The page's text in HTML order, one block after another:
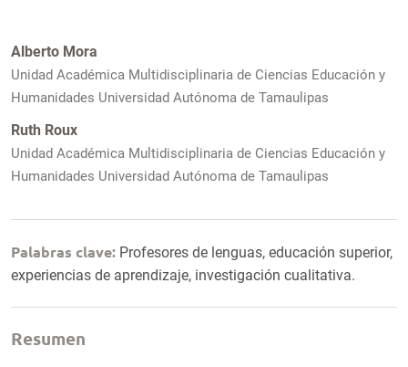
Alberto Mora
Unidad Académica Multidisciplinaria de Ciencias Educación y
Humanidades Universidad Autónoma de Tamaulipas
Ruth Roux
Unidad Académica Multidisciplinaria de Ciencias Educación y
Humanidades Universidad Autónoma de Tamaulipas
Palabras clave: Profesores de lenguas, educación superior,
experiencias de aprendizaje, investigación cualitativa.
Resumen